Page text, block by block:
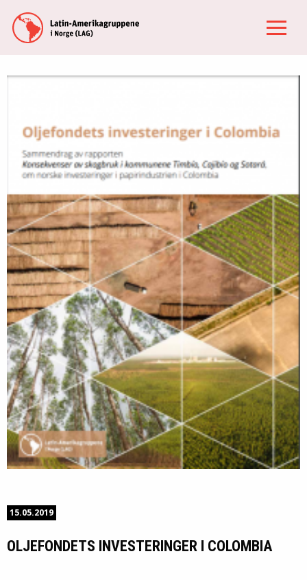
15.05.2019
OLJEFONDETS INVESTERINGER I COLOMBIA